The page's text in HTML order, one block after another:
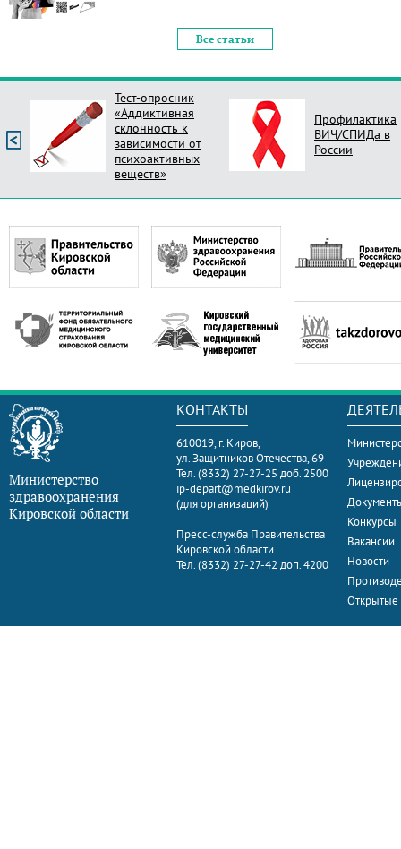
Все статьи
Тест-опросник
«Аддиктивная
склонность к
зависимости от
психоактивных
веществ»
Профилактика
ВИЧ/СПИДа в
России
Министерство
здравоохранения
Кировской области
КОНТАКТЫ
610019, г. Киров,
ул. Защитников Отечества, 69
Тел. (8332) 27-27-25 доб. 2500
ip-depart@medkirov.ru
(для организаций)
Пресс-служба Правительства
Кировской области
Тел. (8332) 27-27-42 доп. 4200
Конкурсы
Вакансии
Новости